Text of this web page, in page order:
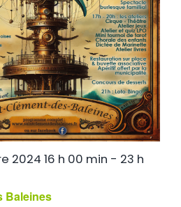
Baleines
2024 16 h 00 min - 23 h